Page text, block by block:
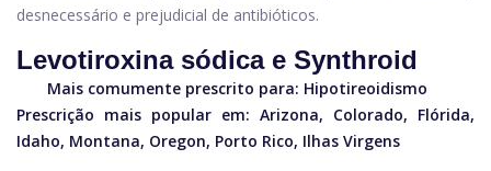
desnecessário e prejudicial de antibióticos.
Levotiroxina sódica e Synthroid
Mais comumente prescrito para: Hipotireoidismo
Prescrição mais popular em: Arizona, Colorado, Flórida,
Idaho, Montana, Oregon, Porto Rico, Ilhas Virgens